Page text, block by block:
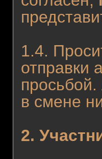
1.4.
отправки
в смене
2.